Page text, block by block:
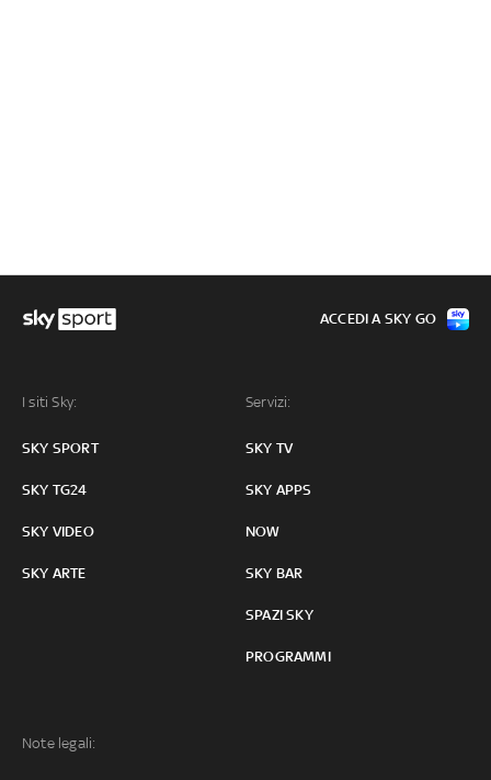
I siti Sky:
SKY SPORT
SKY TG24
SKY VIDEO
SKY ARTE
Servizi:
SKY TV
SKY APPS
NOW
SKY BAR
SPAZI SKY
PROGRAMMI
Note legali:
ACCEDI A SKY GO